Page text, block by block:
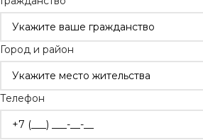
Город и район
Телефон